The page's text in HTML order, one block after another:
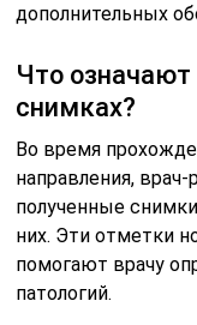
дополнительных
Что
снимках?
Во время
направления,
полученные
них. Эти отметки
помогают врачу
патологий.